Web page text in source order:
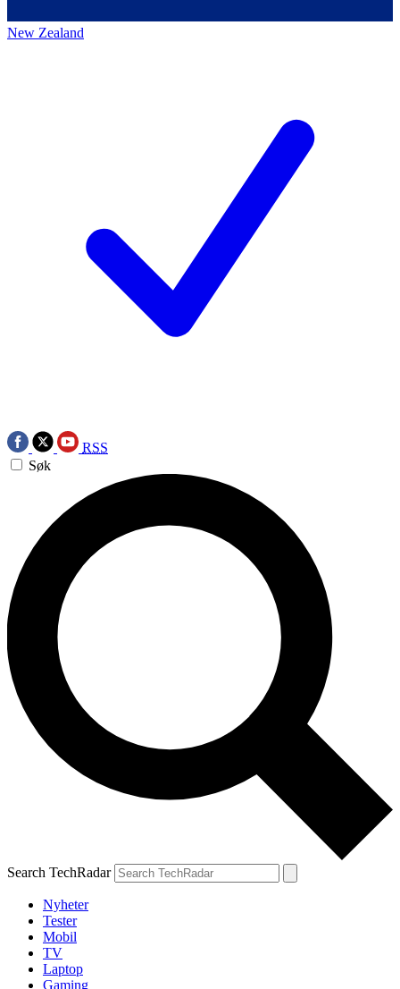
New Zealand
RSS
Søk
Search TechRadar
Nyheter
Tester
Mobil
TV
Laptop
Gaming